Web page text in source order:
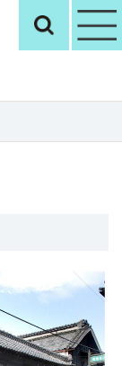
観光いばらき検